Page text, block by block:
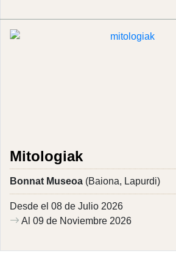
Mitologiak
Bonnat Museoa (Baiona, Lapurdi)
Desde el 08 de Julio 2026
Al 09 de Noviembre 2026